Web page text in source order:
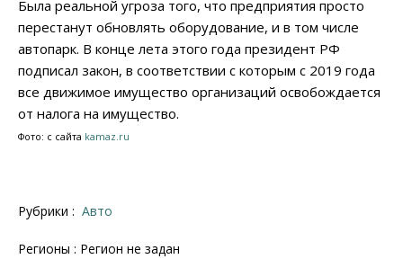
Была реальной угроза того, что предприятия просто
перестанут обновлять оборудование, и в том числе
автопарк. В конце лета этого года президент РФ
подписал закон, в соответствии с которым с 2019 года
все движимое имущество организаций освобождается
от налога на имущество.
Фото: с сайта kamaz.ru
Рубрики : Авто
Регионы : Регион не задан